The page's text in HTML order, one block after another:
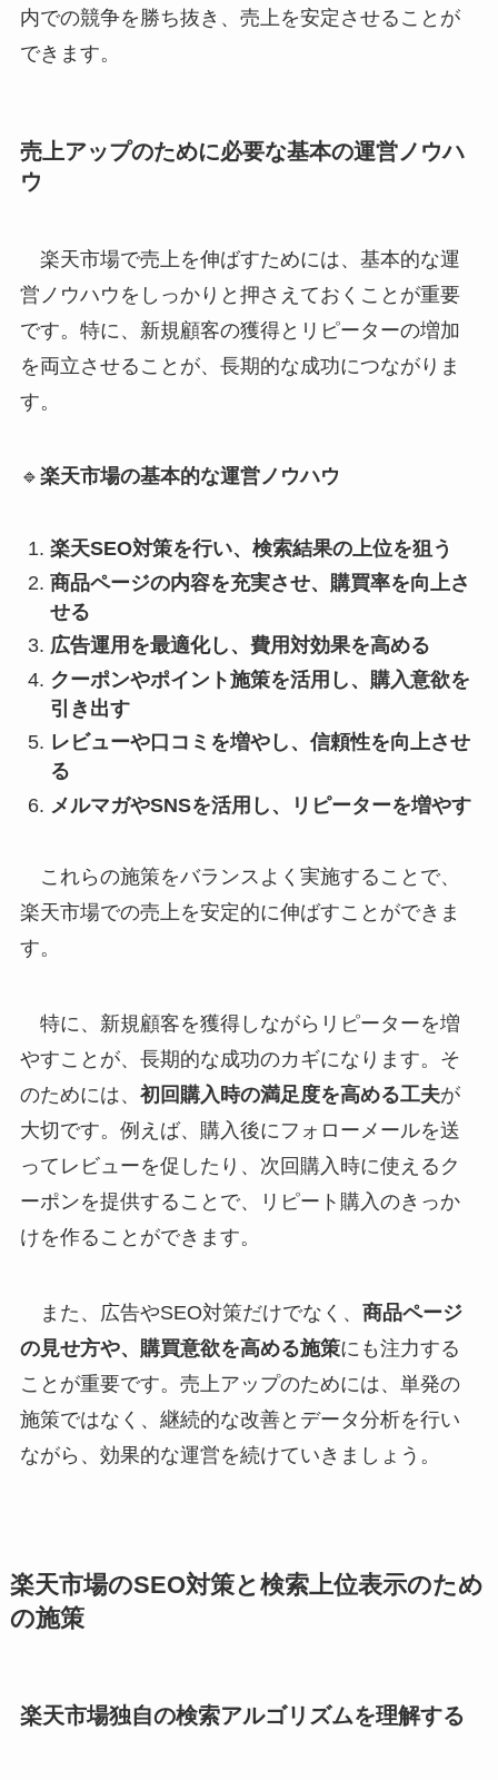
内での競争を勝ち抜き、売上を安定させることが
できます。
売上アップのために必要な基本の運営ノウハ
ウ
楽天市場で売上を伸ばすためには、基本的な運
営ノウハウをしっかりと押さえておくことが重要
です。特に、新規顧客の獲得とリピーターの増加
を両立させることが、長期的な成功につながりま
す。
🔹 楽天市場の基本的な運営ノウハウ
楽天SEO対策を行い、検索結果の上位を狙う
商品ページの内容を充実させ、購買率を向上さ
せる
広告運用を最適化し、費用対効果を高める
クーポンやポイント施策を活用し、購入意欲を
引き出す
レビューや口コミを増やし、信頼性を向上させ
る
メルマガやSNSを活用し、リピーターを増やす
これらの施策をバランスよく実施することで、
楽天市場での売上を安定的に伸ばすことができま
す。
特に、新規顧客を獲得しながらリピーターを増
やすことが、長期的な成功のカギになります。そ
のためには、 初回購入時の満足度を高める工夫が
大切です。例えば、購入後にフォローメールを送
ってレビューを促したり、次回購入時に使えるク
ーポンを提供することで、リピート購入のきっか
けを作ることができます。
また、広告やSEO対策だけでなく、 商品ページ
の見せ方や、購買意欲を高める施策にも注力する
ことが重要です。売上アップのためには、単発の
施策ではなく、継続的な改善とデータ分析を行い
ながら、効果的な運営を続けていきましょう。
楽天市場のSEO対策と検索上位表示のため
の施策
楽天市場独自の検索アルゴリズムを理解する